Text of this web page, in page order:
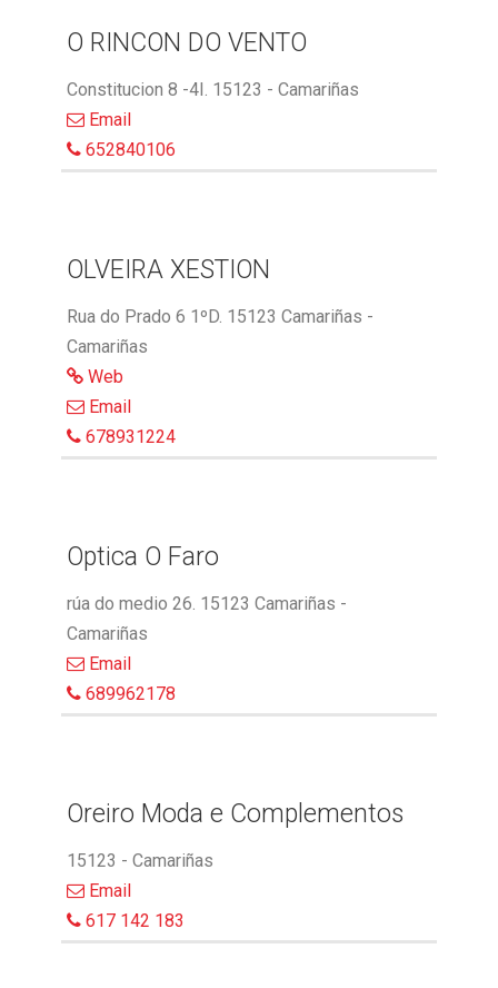
O RINCON DO VENTO
Constitucion 8 -4I. 15123 - Camariñas
Email
652840106
OLVEIRA XESTION
Rua do Prado 6 1ºD. 15123 Camariñas -
Camariñas
Web
Email
678931224
Optica O Faro
rúa do medio 26. 15123 Camariñas -
Camariñas
Email
689962178
Oreiro Moda e Complementos
15123 - Camariñas
Email
617 142 183